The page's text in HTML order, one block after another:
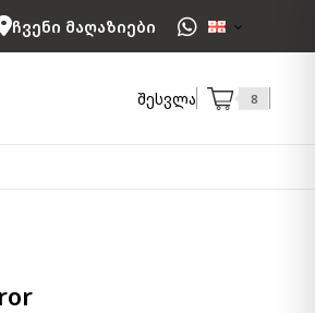
ჩვენი მაღაზიები
შესვლა 8